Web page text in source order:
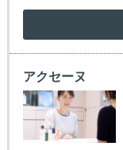
アクセーヌ